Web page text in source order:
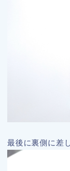
最後に裏側に差